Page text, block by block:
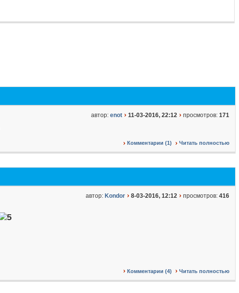
автор: enot 11-03-2016, 22:12 просмотров: 171
Комментарии (1) Читать полностью
автор: Kondor 8-03-2016, 12:12 просмотров: 416
Комментарии (4) Читать полностью